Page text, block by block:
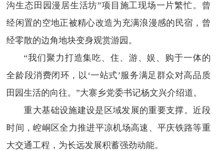
沟生态田园漫居生活坊”项目施工现场一片繁忙。曾
经闲置的空地正被精心改造为充满浪漫感的民宿，曾
经零散的边角地块变身观赏游园。
“我们聚力打造集吃、住、游、娱、购于一体的
全龄段消费闭环，以‘一站式’服务满足群众对高品质
田园生活的向往。”大寨乡党委书记杨文兴介绍道。
重大基础设施建设是区域发展的重要支撑。近段
时间，崆峒区全力推进平凉机场高速、平庆铁路等重
大交通工程，为长远发展积蓄强劲动能。